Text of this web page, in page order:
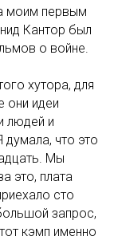
моим первым
Кантор был
о войне.
хутора, для
они идеи
людей и
что это
Мы
это, плата
сто
запрос,
кэмп именно